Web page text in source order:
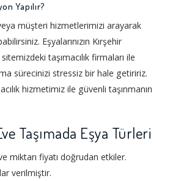
Yapılır?
müşteri hizmetlerimizi arayarak
Eşyalarınızın Kırşehir
taşımacılık firmaları ile
sürecinizi stressiz bir hale getiririz.
hizmetimiz ile güvenli taşınmanın
Taşımada Eşya Türleri
miktarı fiyatı doğrudan etkiler.
verilmiştir.